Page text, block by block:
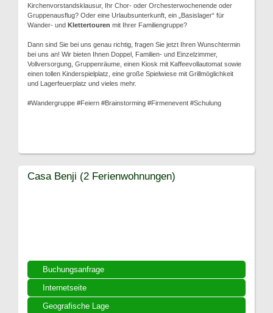
Kirchenvorstandsklausur, Ihr Chor- oder Orchesterwochenende oder
Gruppenausflug? Oder eine Urlaubsunterkunft, ein „Basislager“ für
Wander- und Klettertouren mit Ihrer Familiengruppe?
Dann sind Sie bei uns genau richtig, fragen Sie jetzt Ihren Wunschtermin
bei uns an! Wir bieten Ihnen Doppel, Familien- und Einzelzimmer,
Vollversorgung, Gruppenräume, einen Kiosk mit Kaffeevollautomat sowie
einen tollen Kinderspielplatz, eine große Spielwiese mit Grillmöglichkeit
und Lagerfeuerplatz und vieles mehr.
#Wandergruppe #Feiern #Brainstorming #Firmenevent #Schulung
Buchungsanfrage
Internetseite
Geografische Lage
Casa Benji (2 Ferienwohnungen)